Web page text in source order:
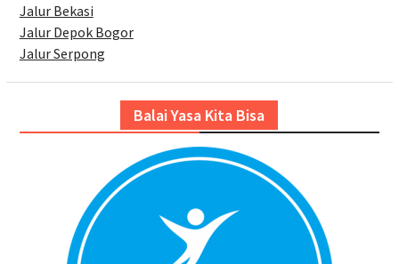
Jalur Bekasi
Jalur Depok Bogor
Jalur Serpong
Balai Yasa Kita Bisa